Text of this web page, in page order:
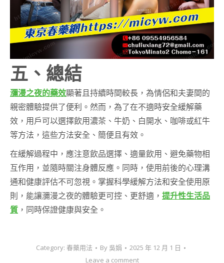
五、總結
瀰漫之夜的藥效顯著且持續時間較長，為情侶和夫妻間的
親密體驗提供了便利。然而，為了在不適時安全緩解藥
效，用戶可以選擇飲用濃茶、牛奶、白開水、咖啡或紅牛
等方法，這些方法安全、簡便且有效。
在緩解過程中，應注意飲品選擇、適量飲用、避免藥物相
互作用，並隨時關注身體反應。同時，使用前後的心理溝
通和健康評估不可忽視。掌握科學緩解方法和安全使用原
則，能讓瀰漫之夜的體驗更可控、更舒適， 提升性生活品
質 ，同時保證健康與安全。
Category: 春藥用法 By 吳娟
2025 年 12 月 1 日
Leave a comment